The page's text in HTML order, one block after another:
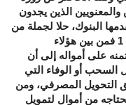
الذين يجدون
البنوك، حلا لجملة من
المشاكل التي تواجههم في حياتهم اليومية 1 فمن بين هؤلاء
على أمواله إلى أن
السحب أو الوفاء التي
التحويل المصرفي، ومن
من أموال لتمويل